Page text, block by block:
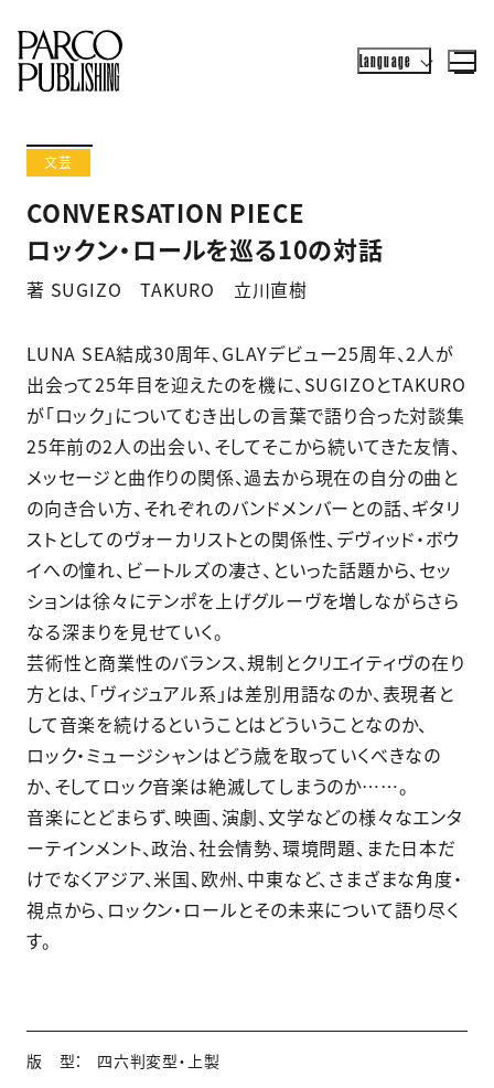
Language
文芸
CONVERSATION PIECE
ロックン・ロールを巡る10の対話
著 SUGIZO TAKURO 立川直樹
LUNA SEA結成30周年、GLAYデビュー25周年、2人が
出会って25年目を迎えたのを機に、SUGIZOとTAKURO
が「ロック」についてむき出しの言葉で語り合った対談集
25年前の2人の出会い、そしてそこから続いてきた友情、
メッセージと曲作りの関係、過去から現在の自分の曲と
の向き合い方、それぞれのバンドメンバーとの話、ギタリ
ストとしてのヴォーカリストとの関係性、デヴィッド・ボウ
イへの憧れ、ビートルズの凄さ、といった話題から、セッ
ションは徐々にテンポを上げグルーヴを増しながらさら
なる深まりを見せていく。
芸術性と商業性のバランス、規制とクリエイティヴの在り
方とは、「ヴィジュアル系」は差別用語なのか、表現者と
して音楽を続けるということはどういうことなのか、
ロック・ミュージシャンはどう歳を取っていくべきなの
か、そしてロック音楽は絶滅してしまうのか……。
音楽にとどまらず、映画、演劇、文学などの様々なエンタ
ーテインメント、政治、社会情勢、環境問題、また日本だ
けでなくアジア、米国、欧州、中東など、さまざまな角度・
視点から、ロックン・ロールとその未来について語り尽く
す。
版 型： 四六判変型・上製